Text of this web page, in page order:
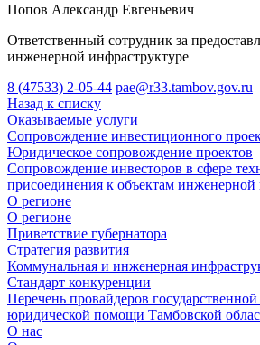
Попов Александр Евгеньевич
Ответственный сотрудник за
инженерной инфраструктуре
8 (47533) 2-05-44 pae@r33.tambov.gov.ru
Назад к списку
Оказываемые услуги
Сопровождение инвестиционного
Юридическое сопровождение проектов
Сопровождение инвесторов в сфере
присоединения к объектам
О регионе
О регионе
Приветствие губернатора
Стратегия развития
Коммунальная и инженерная
Стандарт конкуренции
Перечень провайдеров
юридической помощи Тамбовской
О нас